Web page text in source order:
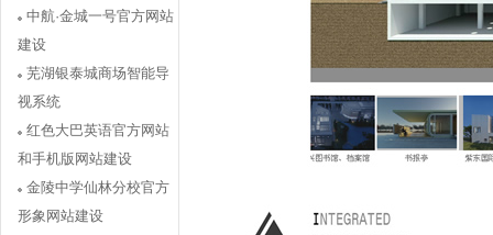
中航·金城一号官方网站
建设
芜湖银泰城商场智能导
视系统
红色大巴英语官方网站
和手机版网站建设
金陵中学仙林分校官方
形象网站建设